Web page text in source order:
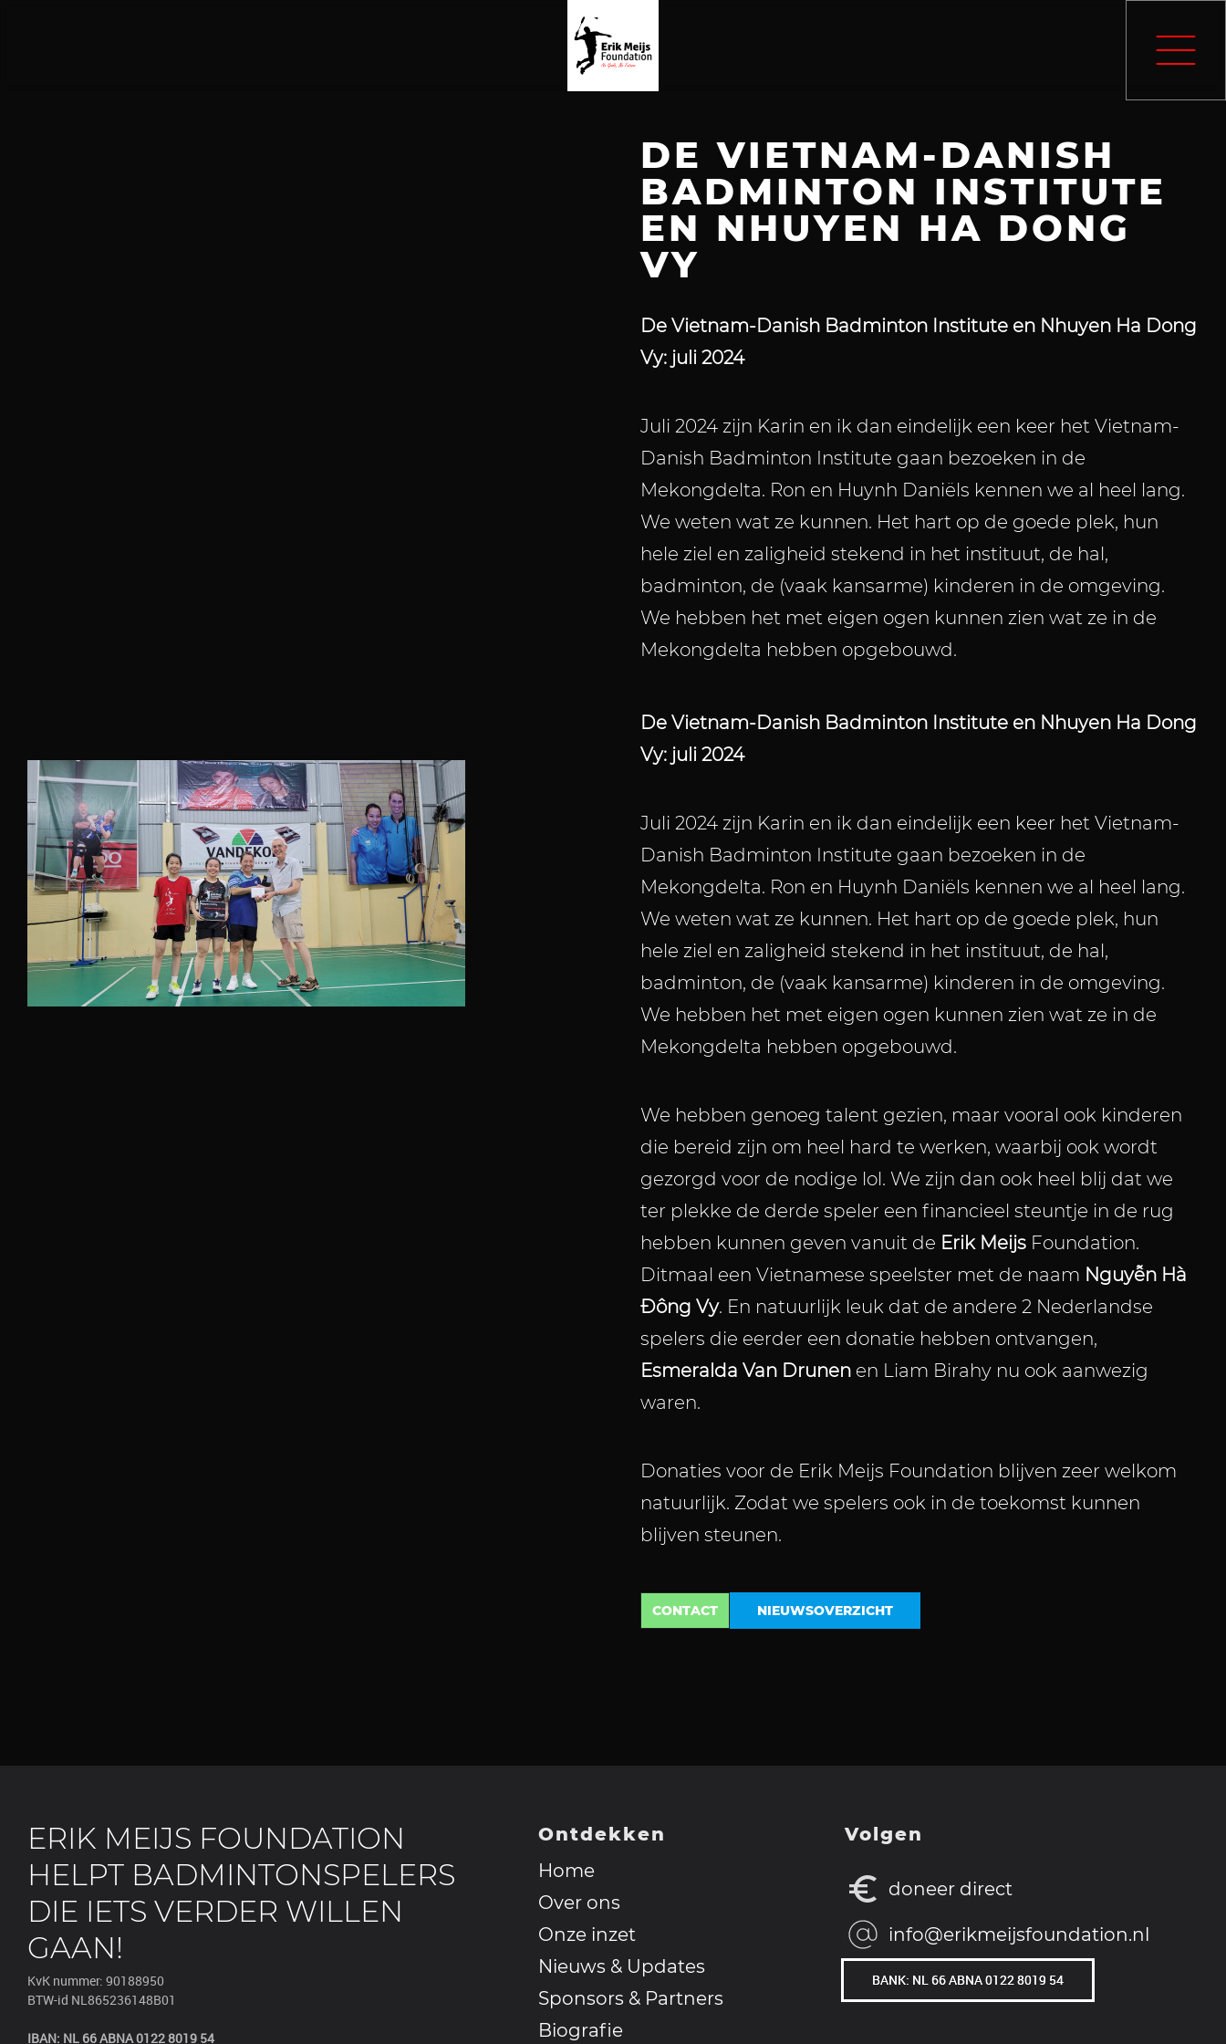
DE VIETNAM-DANISH
BADMINTON INSTITUTE
EN NHUYEN HA DONG
VY
De Vietnam-Danish Badminton Institute en Nhuyen Ha Dong
Vy: juli 2024
Juli 2024 zijn Karin en ik dan eindelijk een keer het Vietnam-
Danish Badminton Institute gaan bezoeken in de
Mekongdelta. Ron en Huynh Daniëls kennen we al heel lang.
We weten wat ze kunnen. Het hart op de goede plek, hun
hele ziel en zaligheid stekend in het instituut, de hal,
badminton, de (vaak kansarme) kinderen in de omgeving.
We hebben het met eigen ogen kunnen zien wat ze in de
Mekongdelta hebben opgebouwd.
De Vietnam-Danish Badminton Institute en Nhuyen Ha Dong
Vy: juli 2024
Juli 2024 zijn Karin en ik dan eindelijk een keer het Vietnam-
Danish Badminton Institute gaan bezoeken in de
Mekongdelta. Ron en Huynh Daniëls kennen we al heel lang.
We weten wat ze kunnen. Het hart op de goede plek, hun
hele ziel en zaligheid stekend in het instituut, de hal,
badminton, de (vaak kansarme) kinderen in de omgeving.
We hebben het met eigen ogen kunnen zien wat ze in de
Mekongdelta hebben opgebouwd.
We hebben genoeg talent gezien, maar vooral ook kinderen
die bereid zijn om heel hard te werken, waarbij ook wordt
gezorgd voor de nodige lol. We zijn dan ook heel blij dat we
ter plekke de derde speler een financieel steuntje in de rug
hebben kunnen geven vanuit de Erik Meijs Foundation.
Ditmaal een Vietnamese speelster met de naam Nguyễn Hà
Đông Vy. En natuurlijk leuk dat de andere 2 Nederlandse
spelers die eerder een donatie hebben ontvangen,
Esmeralda Van Drunen en Liam Birahy nu ook aanwezig
waren.
Donaties voor de Erik Meijs Foundation blijven zeer welkom
natuurlijk. Zodat we spelers ook in de toekomst kunnen
blijven steunen.
CONTACT NIEUWSOVERZICHT
ERIK MEIJS FOUNDATION
HELPT BADMINTONSPELERS
DIE IETS VERDER WILLEN
GAAN!
KvK nummer: 90188950
BTW-id NL865236148B01
IBAN: NL 66 ABNA 0122 8019 54
Ontdekken
Home
Over ons
Onze inzet
Nieuws & Updates
Sponsors & Partners
Biografie
Volgen
doneer direct
info@erikmeijsfoundation.nl
BANK: NL 66 ABNA 0122 8019 54